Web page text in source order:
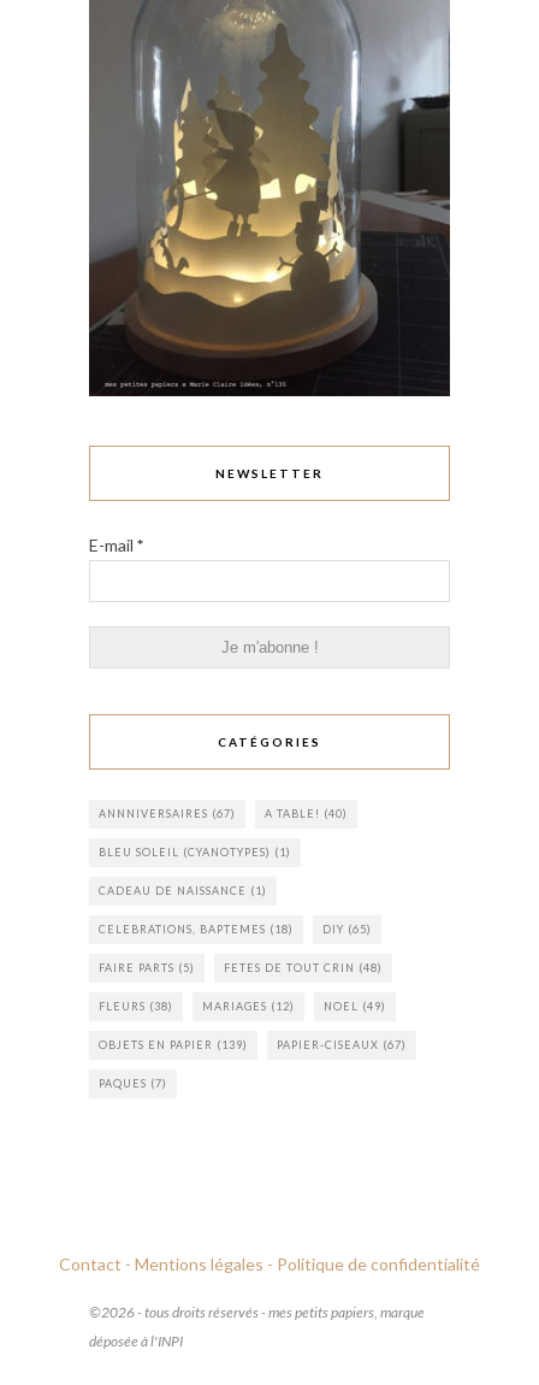
NEWSLETTER
E-mail *
CATÉGORIES
ANNNIVERSAIRES (67) A TABLE! (40)
BLEU SOLEIL (CYANOTYPES) (1)
CADEAU DE NAISSANCE (1)
CELEBRATIONS, BAPTEMES (18) DIY (65)
FAIRE PARTS (5) FETES DE TOUT CRIN (48)
FLEURS (38) MARIAGES (12) NOEL (49)
OBJETS EN PAPIER (139) PAPIER-CISEAUX (67)
PAQUES (7)
Contact - Mentions légales - Politique de confidentialité
©2026 - tous droits réservés - mes petits papiers, marque
déposée à l'INPI